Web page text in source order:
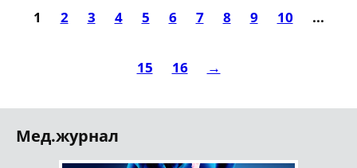
1 2 3 4 5 6 7 8 9 10 ...
15 16 →
Мед.журнал